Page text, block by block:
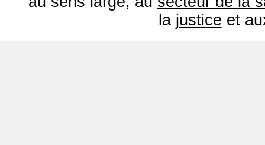
la justice et